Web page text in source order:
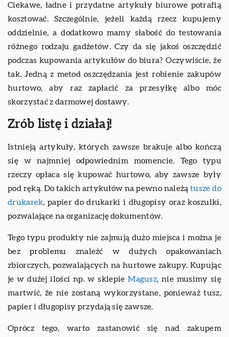
Ciekawe, ładne i przydatne artykuły biurowe potrafią
kosztować. Szczególnie, jeżeli każdą rzecz kupujemy
oddzielnie, a dodatkowo mamy słabość do testowania
różnego rodzaju gadżetów. Czy da się jakoś oszczędzić
podczas kupowania artykułów do biura? Oczywiście, że
tak. Jedną z metod oszczędzania jest robienie zakupów
hurtowo, aby raz zapłacić za przesyłkę albo móc
skorzystać z darmowej dostawy.
Zrób listę i działaj!
Istnieją artykuły, których zawsze brakuje albo kończą
się w najmniej odpowiednim momencie. Tego typu
rzeczy opłaca się kupować hurtowo, aby zawsze były
pod ręką. Do takich artykułów na pewno należątusze do
drukarek, papier do drukarki i długopisy oraz koszulki,
pozwalające na organizację dokumentów.
Tego typu produkty nie zajmują dużo miejsca i można je
bez problemu znaleźć w dużych opakowaniach
zbiorczych, pozwalających na hurtowe zakupy. Kupując
je w dużej ilości np. w sklepieMagusz, nie musimy się
martwić, że nie zostaną wykorzystane, ponieważ tusz,
papier i długopisy przydają się zawsze.
Oprócz tego, warto zastanowić się nad zakupem